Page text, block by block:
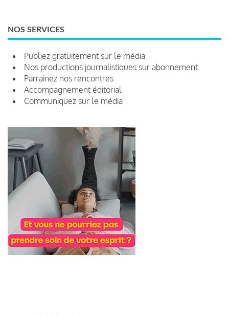
NOS SERVICES
Publiez gratuitement sur le média
Nos productions journalistiques sur abonnement
Parrainez nos rencontres
Accompagnement éditorial
Communiquez sur le média